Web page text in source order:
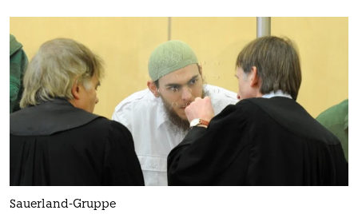
Sauerland-Gruppe